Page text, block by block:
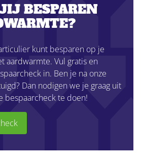
BESPAREN
kunt besparen op je
aardwarmte. Vul gratis en
in. Ben je na onze
Dan nodigen we je graag uit
bespaarcheck te doen!